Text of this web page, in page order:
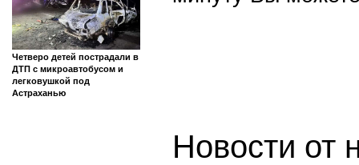
Четверо детей пострадали в
ДТП с микроавтобусом и
легковушкой под
Астраханью
Новости от